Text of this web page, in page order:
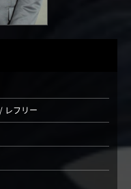
レフリー